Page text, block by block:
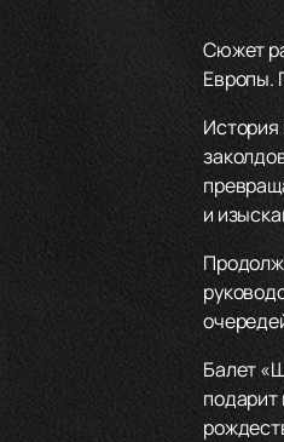
Сюжет
Европы.
История
и
Балет
подарит